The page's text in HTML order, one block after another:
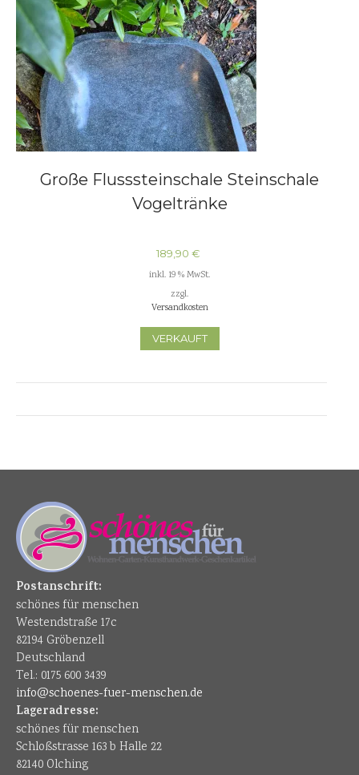
Große Flusssteinschale Steinschale
Vogeltränke
189,90 €
inkl. 19 % MwSt.
zzgl.
Versandkosten
VERKAUFT
Postanschrift:
schönes für menschen
Westendstraße 17c
82194 Gröbenzell
Deutschland
Tel.: 0175 600 3439
info@schoenes-fuer-menschen.de
Lageradresse:
schönes für menschen
Schloßstrasse 163 b Halle 22
82140 Olching